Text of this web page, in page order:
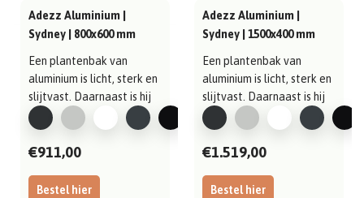
Adezz Aluminium |
Sydney | 800x600 mm
Een plantenbak van
aluminium is licht, sterk en
slijtvast. Daarnaast is hij
gema..
Bestel hier
€911,00
Adezz Aluminium |
Sydney | 1500x400 mm
Een plantenbak van
aluminium is licht, sterk en
slijtvast. Daarnaast is hij
gema..
Bestel hier
€1.519,00